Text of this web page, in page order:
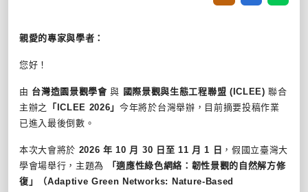
親愛的專家與學者：
您好！
由 台灣造園景觀學會與 國際景觀與生態工程聯盟 (ICLEE) 聯合
主辦之
「ICLEE 2026 」今年將於台灣舉辦，目前摘要投稿作業
已進入最後倒數。
本次大會將於 2026年 10 月 30 日至 11 月 1 日 ，假國立臺灣大
學會場舉行，主題為
「適應性綠色網絡：韌性景觀的自然解方修
復」（Adaptive Green Networks: Nature-Based